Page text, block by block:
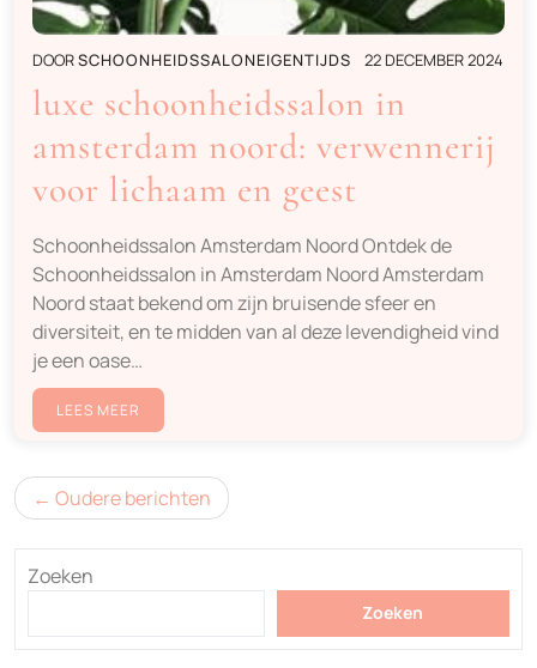
DOORSCHOONHEIDSSALONEIGENTIJDS 22 DECEMBER 2024
luxe schoonheidssalon in
amsterdam noord: verwennerij
voor lichaam en geest
Schoonheidssalon Amsterdam Noord Ontdek de
Schoonheidssalon in Amsterdam Noord Amsterdam
Noord staat bekend om zijn bruisende sfeer en
diversiteit, en te midden van al deze levendigheid vind
je een oase…
LEES MEER
Berichtennavigatie
Oudere berichten
Zoeken
Zoeken